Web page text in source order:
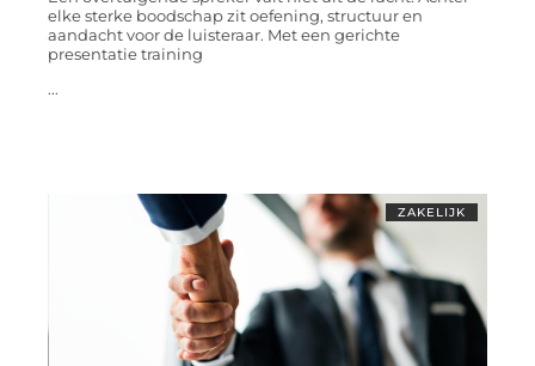
elke sterke boodschap zit oefening, structuur en
aandacht voor de luisteraar. Met een gerichte
presentatie training
...
ZAKELIJK